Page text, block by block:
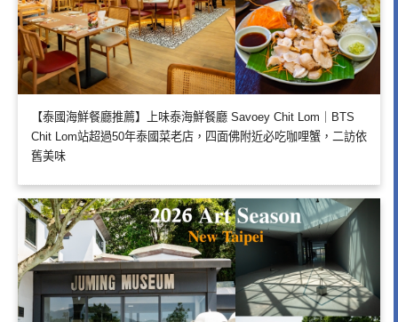
【泰國海鮮餐廳推薦】上味泰海鮮餐廳 Savoey Chit Lom｜BTS
Chit Lom站超過50年泰國菜老店，四面佛附近必吃咖哩蟹，二訪依
舊美味